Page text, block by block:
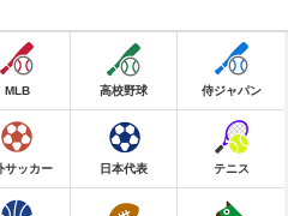
MLB 高校野球 侍ジャパン
サッカー 日本代表 テニス